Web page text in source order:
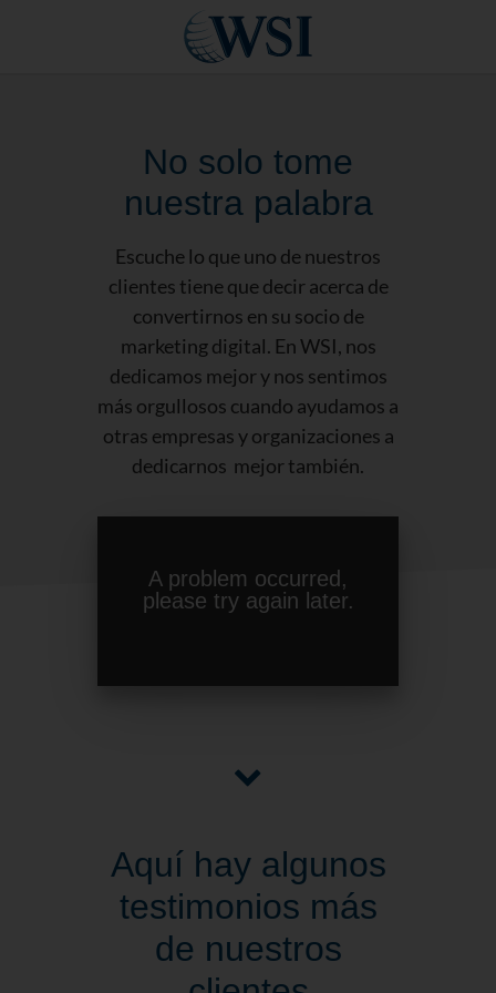
No solo tome
nuestra palabra
Escuche lo que uno de nuestros
clientes tiene que decir acerca de
convertirnos en su socio de
marketing digital. En WSI, nos
dedicamos mejor y nos sentimos
más orgullosos cuando ayudamos a
otras empresas y organizaciones a
dedicarnos mejor también.
Aquí hay algunos
testimonios más
de nuestros